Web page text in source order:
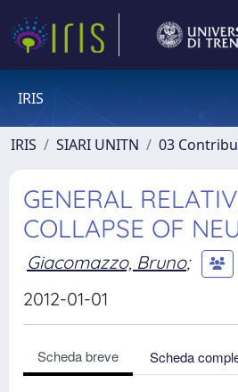
IRIS
IRIS SIARI UNITN 03
GENERAL
COLLAPSE OF
Giacomazzo, Bruno;
2012-01-01
Scheda breve Scheda